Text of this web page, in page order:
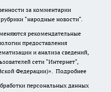
за комментарии
"народные новости".
рекомендательные
предоставления
и анализа сведений,
сети "Интернет",
Федерации)». Подробнее
персональных данных